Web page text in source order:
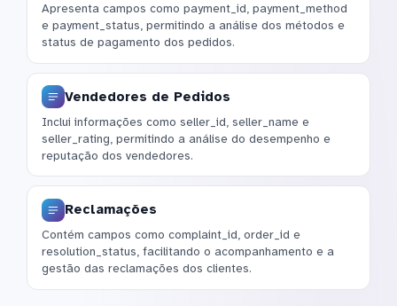
Apresenta campos como payment_id, payment_method
e payment_status, permitindo a análise dos métodos e
status de pagamento dos pedidos.
Vendedores de Pedidos
Inclui informações como seller_id, seller_name e
seller_rating, permitindo a análise do desempenho e
reputação dos vendedores.
Reclamações
Contém campos como complaint_id, order_id e
resolution_status, facilitando o acompanhamento e a
gestão das reclamações dos clientes.